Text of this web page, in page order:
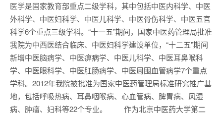
医学是国家教育部重点二级学科，其中包括中医内科学、中医
外科学、中医妇科学、中医儿科学、中医骨伤科学、中医五官
科学6个重点三级学科。“十一五”期间，国家中医药管理局批准
我院为中西医结合临床、中医妇科学建设单位，“十二五”期间
新增中医脑病学、中医痹病学、中医儿科学、中医耳鼻喉科
学、中医眼科学、中医肛肠病学、中医周围血管病学7个重点
学科。2012年我院被批准为国家中医药管理局标准研究推广基
地，包括呼吸热病、耳鼻咽喉病、心血管病、脾胃病、风湿
病、肿瘤、妇科等22个专业。 作为北京中医药大学第二